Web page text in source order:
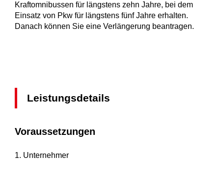
Kraftomnibussen für längstens zehn Jahre, bei dem
Einsatz von Pkw für längstens fünf Jahre erhalten.
Danach können Sie eine Verlängerung beantragen.
Leistungsdetails
Voraussetzungen
1. Unternehmer